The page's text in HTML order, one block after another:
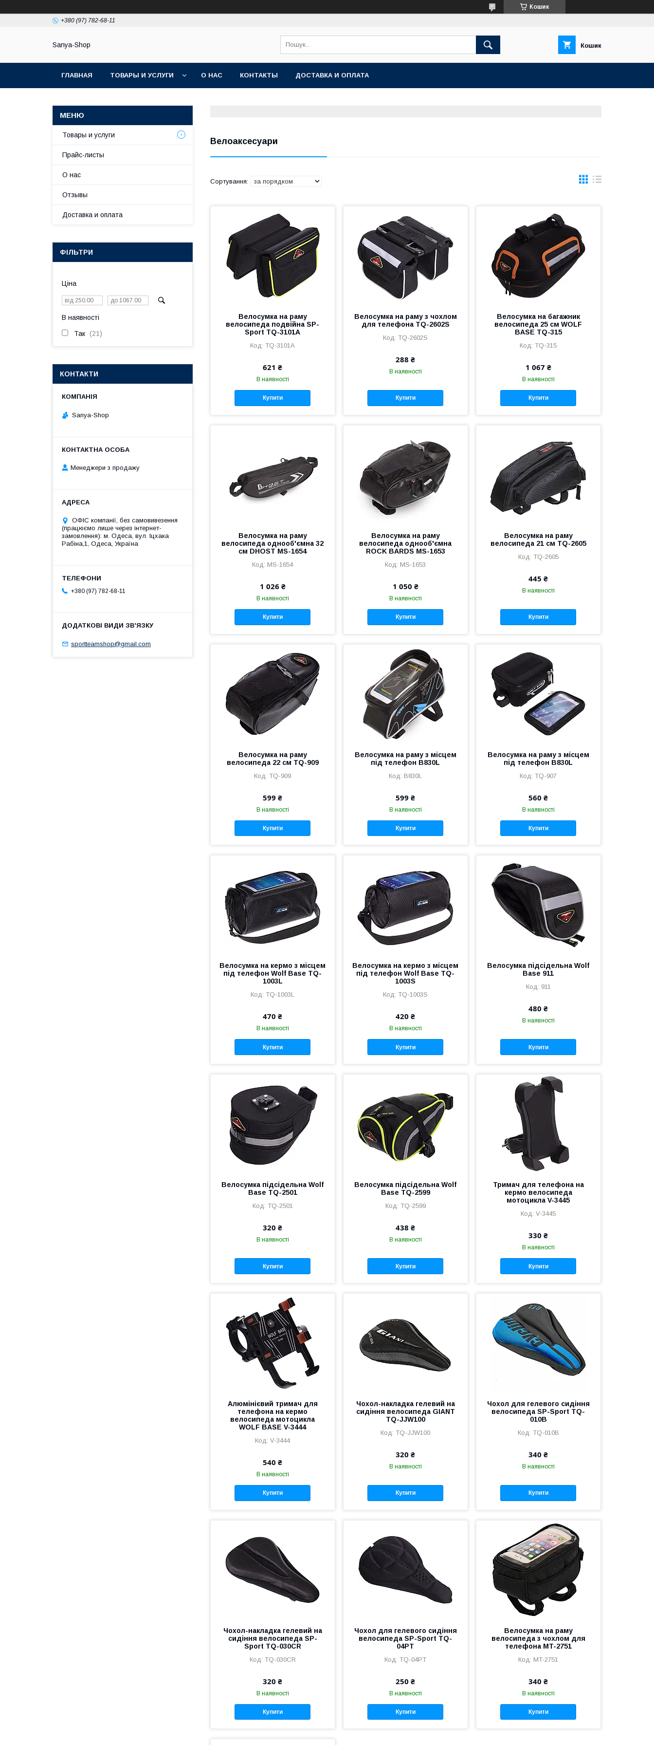
Кошик
+380 (97) 782-68-11
Sanya-Shop Кошик
ГЛАВНАЯ ТОВАРЫ И УСЛУГИ О НАС КОНТАКТЫ ДОСТАВКА И ОПЛАТА
Велоаксесуари
Велосумка на раму
велосипеда подвійна SP-
Sport TQ-3101A
TQ-3101A
621 ₴
В наявності
Купити
Велосумка на раму з чохлом
для телефона TQ-2602S
TQ-2602S
288 ₴
В наявності
Купити
Велосумка на багажник
велосипеда 25 см WOLF
BASE TQ-315
TQ-315
1 067 ₴
В наявності
Купити
Велосумка на раму
велосипеда однооб'ємна 32
см DHOST MS-1654
MS-1654
1 026 ₴
В наявності
Купити
Велосумка на раму
велосипеда однооб'ємна
ROCK BARDS MS-1653
MS-1653
1 050 ₴
В наявності
Купити
Велосумка на раму
велосипеда 21 см TQ-2605
TQ-2605
445 ₴
В наявності
Купити
Велосумка на раму
велосипеда 22 см TQ-909
TQ-909
599 ₴
В наявності
Купити
Велосумка на раму з місцем
під телефон B830L
B830L
599 ₴
В наявності
Купити
Велосумка на раму з місцем
під телефон B830L
TQ-907
560 ₴
В наявності
Купити
Велосумка на кермо з місцем
під телефон Wolf Base TQ-
1003L
TQ-1003L
470 ₴
В наявності
Купити
Велосумка на кермо з місцем
під телефон Wolf Base TQ-
1003S
TQ-1003S
420 ₴
В наявності
Купити
Велосумка підсідельна Wolf
Base 911
911
480 ₴
В наявності
Купити
Велосумка підсідельна Wolf
Base TQ-2501
TQ-2501
320 ₴
В наявності
Купити
Велосумка підсідельна Wolf
Base TQ-2599
TQ-2599
438 ₴
В наявності
Купити
Тримач для телефона на
кермо велосипеда
мотоцикла V-3445
V-3445
330 ₴
В наявності
Купити
Алюмінієвий тримач для
телефона на кермо
велосипеда мотоцикла
WOLF BASE V-3444
V-3444
540 ₴
В наявності
Купити
Чохол-накладка гелевий на
сидіння велосипеда GIANT
TQ-JJW100
TQ-JJW100
320 ₴
В наявності
Купити
Чохол для гелевого сидіння
велосипеда SP-Sport TQ-
010B
TQ-010B
340 ₴
В наявності
Купити
Чохол-накладка гелевий на
сидіння велосипеда SP-
Sport TQ-030CR
TQ-030CR
320 ₴
В наявності
Купити
Чохол для гелевого сидіння
велосипеда SP-Sport TQ-
04PT
TQ-04PT
250 ₴
В наявності
Купити
Велосумка на раму
велосипеда з чохлом для
телефона MT-2751
MT-2751
340 ₴
В наявності
Купити
Товары и услуги
Прайс-листы
О нас
Отзывы
Доставка и оплата
ФІЛЬТРИ
Ціна
В наявності
Так 21
КОНТАКТИ
Sanya-Shop
Менеджери з продажу
ОФІС компанії, без самовивезення
(працюємо лише через інтернет-
замовлення): м. Одеса, вул. Іцхака
Рабіна,1, Одеса, Україна
+380 (97) 782-68-11
sportteamshop@gmail.com